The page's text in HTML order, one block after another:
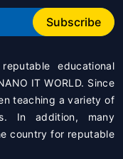
Subscribe
educational
IT WORLD. Since
teaching a variety of
In addition, many
country for reputable